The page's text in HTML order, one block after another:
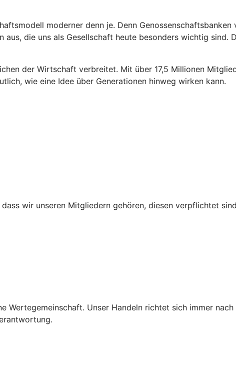
moderner denn je. Denn
die uns als Gesellschaft heute besonders wichtig
der Wirtschaft verbreitet. Mit über 17,5 Millionen
wie eine Idee über Generationen hinweg wirken kann.
wir unseren Mitgliedern gehören, diesen verpflichtet
Wertegemeinschaft. Unser Handeln richtet sich immer